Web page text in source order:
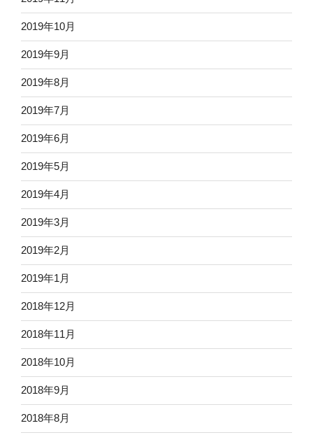
2019年10月
2019年9月
2019年8月
2019年7月
2019年6月
2019年5月
2019年4月
2019年3月
2019年2月
2019年1月
2018年12月
2018年11月
2018年10月
2018年9月
2018年8月